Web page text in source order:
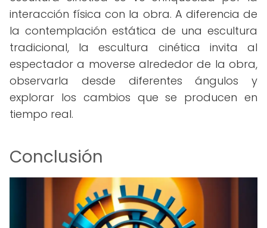
interacción física con la obra. A diferencia de
la contemplación estática de una escultura
tradicional, la escultura cinética invita al
espectador a moverse alrededor de la obra,
observarla desde diferentes ángulos y
explorar los cambios que se producen en
tiempo real.
Conclusión